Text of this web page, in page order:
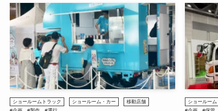
ショールームトラック
ステージト